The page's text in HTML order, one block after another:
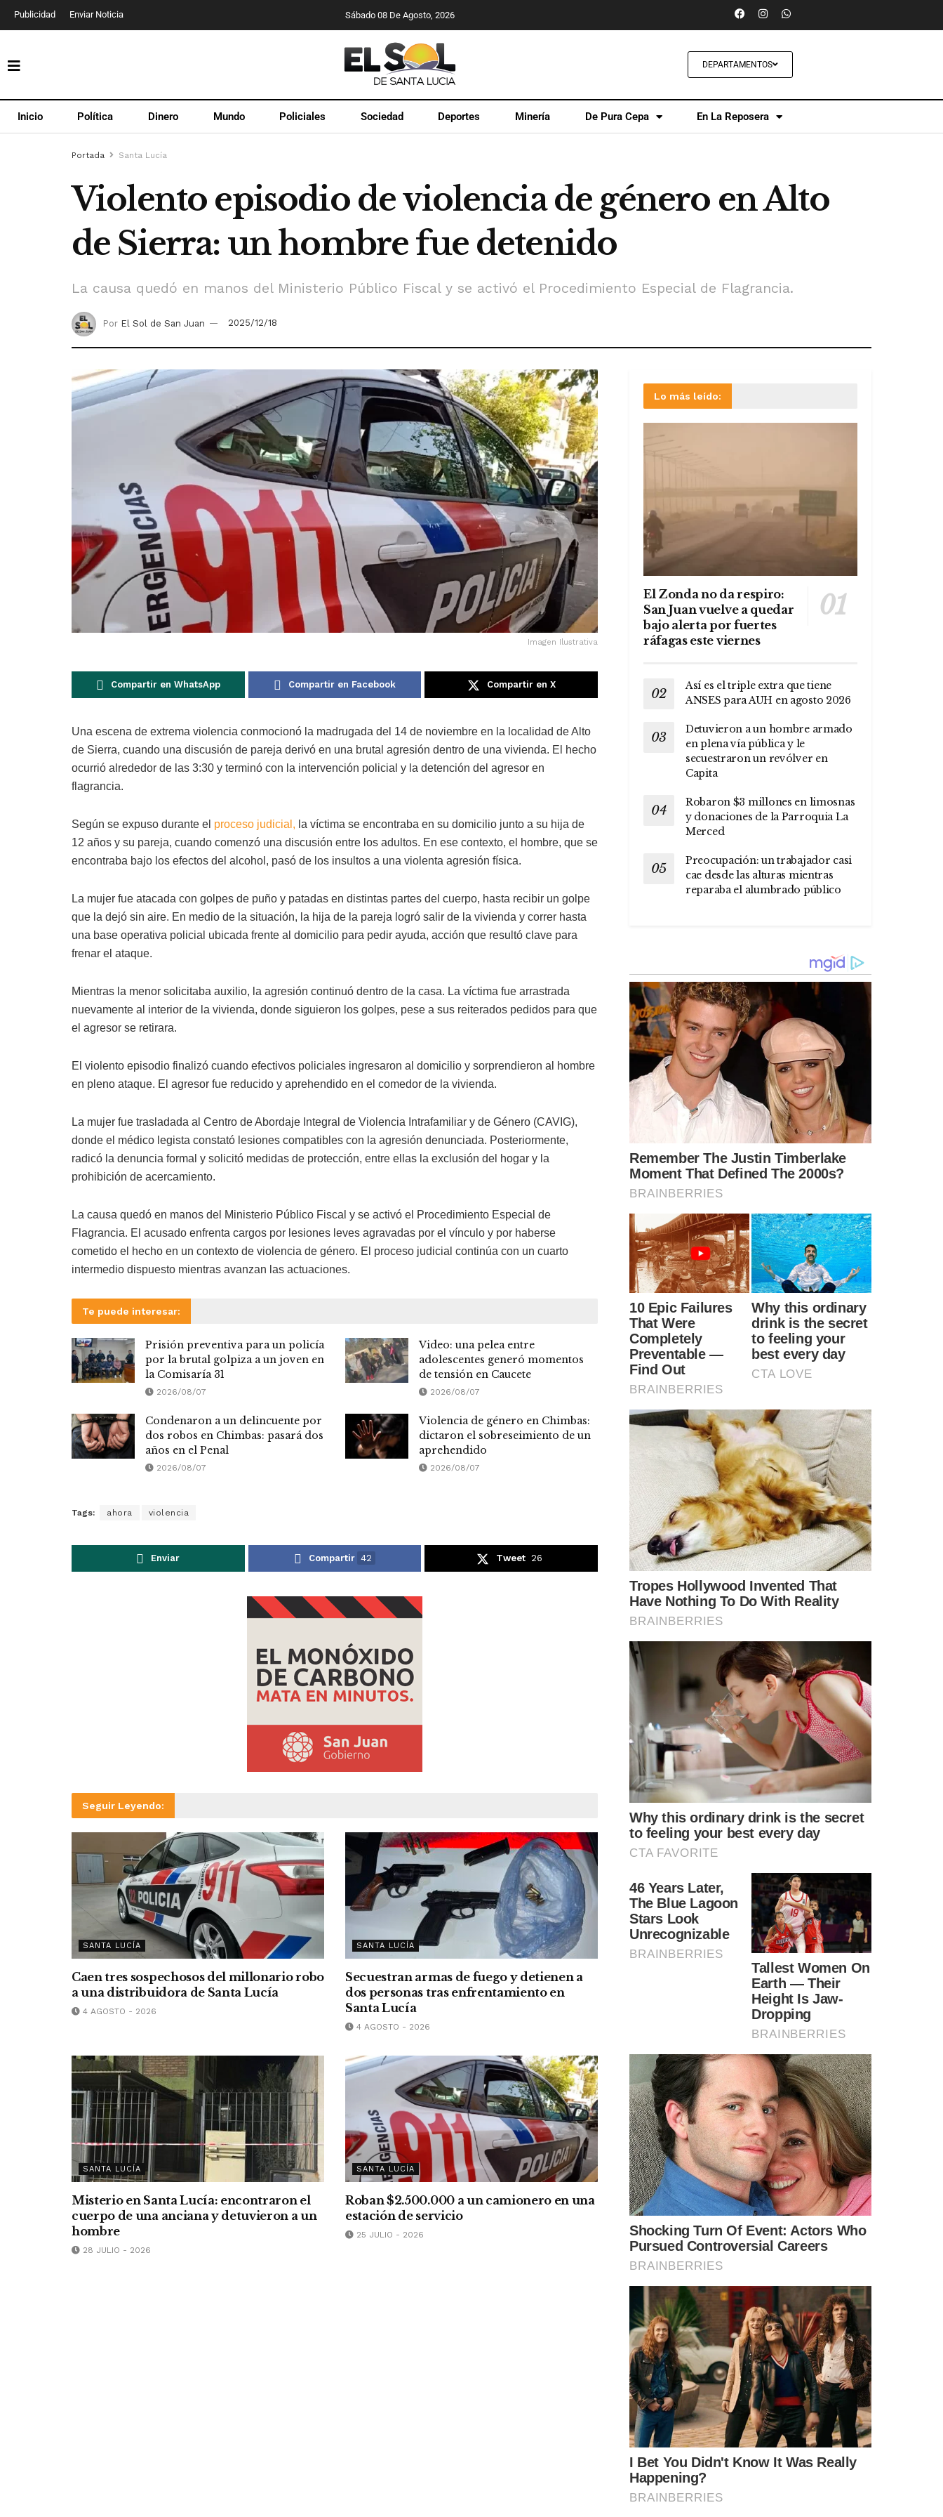
Publicidad Enviar Noticia Sábado 08 De Agosto, 2026
DEPARTAMENTOS
Inicio Política Dinero Mundo Policiales Sociedad Deportes Minería De Pura Cepa En La Reposera
Portada Santa Lucía
Violento episodio de violencia de género en Alto
de Sierra: un hombre fue detenido
La causa quedó en manos del Ministerio Público Fiscal y se activó el Procedimiento Especial de Flagrancia.
Por El Sol de San Juan 2025/12/18
Imagen Ilustrativa
Compartir en WhatsApp Compartir en Facebook Compartir en X
Una escena de extrema violencia conmocionó la madrugada del 14 de noviembre en la localidad de Alto
de Sierra, cuando una discusión de pareja derivó en una brutal agresión dentro de una vivienda. El hecho
ocurrió alrededor de las 3:30 y terminó con la intervención policial y la detención del agresor en
flagrancia.
Según se expuso durante el proceso judicial, la víctima se encontraba en su domicilio junto a su hija de
12 años y su pareja, cuando comenzó una discusión entre los adultos. En ese contexto, el hombre, que se
encontraba bajo los efectos del alcohol, pasó de los insultos a una violenta agresión física.
La mujer fue atacada con golpes de puño y patadas en distintas partes del cuerpo, hasta recibir un golpe
que la dejó sin aire. En medio de la situación, la hija de la pareja logró salir de la vivienda y correr hasta
una base operativa policial ubicada frente al domicilio para pedir ayuda, acción que resultó clave para
frenar el ataque.
Mientras la menor solicitaba auxilio, la agresión continuó dentro de la casa. La víctima fue arrastrada
nuevamente al interior de la vivienda, donde siguieron los golpes, pese a sus reiterados pedidos para que
el agresor se retirara.
El violento episodio finalizó cuando efectivos policiales ingresaron al domicilio y sorprendieron al hombre
en pleno ataque. El agresor fue reducido y aprehendido en el comedor de la vivienda.
La mujer fue trasladada al Centro de Abordaje Integral de Violencia Intrafamiliar y de Género (CAVIG),
donde el médico legista constató lesiones compatibles con la agresión denunciada. Posteriormente,
radicó la denuncia formal y solicitó medidas de protección, entre ellas la exclusión del hogar y la
prohibición de acercamiento.
La causa quedó en manos del Ministerio Público Fiscal y se activó el Procedimiento Especial de
Flagrancia. El acusado enfrenta cargos por lesiones leves agravadas por el vínculo y por haberse
cometido el hecho en un contexto de violencia de género. El proceso judicial continúa con un cuarto
intermedio dispuesto mientras avanzan las actuaciones.
Te puede interesar:
Prisión preventiva para un policía
por la brutal golpiza a un joven en
la Comisaría 31
2026/08/07
Video: una pelea entre
adolescentes generó momentos
de tensión en Caucete
2026/08/07
Condenaron a un delincuente por
dos robos en Chimbas: pasará dos
años en el Penal
2026/08/07
Violencia de género en Chimbas:
dictaron el sobreseimiento de un
aprehendido
2026/08/07
Tags: ahora violencia
Enviar Compartir 42 Tweet 26
Seguir Leyendo:
SANTA LUCÍA
Caen tres sospechosos del millonario robo
a una distribuidora de Santa Lucía
4 AGOSTO - 2026
SANTA LUCÍA
Secuestran armas de fuego y detienen a
dos personas tras enfrentamiento en
Santa Lucía
4 AGOSTO - 2026
SANTA LUCÍA
Misterio en Santa Lucía: encontraron el
cuerpo de una anciana y detuvieron a un
hombre
28 JULIO - 2026
SANTA LUCÍA
Roban $2.500.000 a un camionero en una
estación de servicio
25 JULIO - 2026
Lo más leído:
El Zonda no da respiro:
San Juan vuelve a quedar
bajo alerta por fuertes
ráfagas este viernes
Así es el triple extra que tiene
ANSES para AUH en agosto 2026
Detuvieron a un hombre armado
en plena vía pública y le
secuestraron un revólver en
Capita
Robaron $3 millones en limosnas
y donaciones de la Parroquia La
Merced
Preocupación: un trabajador casi
cae desde las alturas mientras
reparaba el alumbrado público